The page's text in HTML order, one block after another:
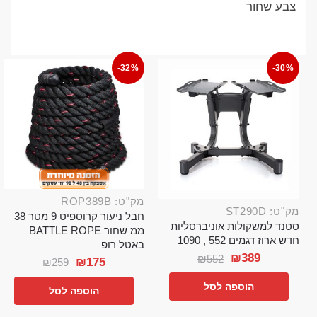
צבע שחור
-30%
מק"ט: ST290D
סטנד למשקולות אוניברסליות
חדש ארוז דגמים 552 , 1090
₪552 ₪389
הוספה לסל
-32%
מק"ט: ROP389B
חבל ניעור קרוספיט 9 מטר 38
ממ שחור BATTLE ROPE
באטל רופ
₪259 ₪175
הוספה לסל